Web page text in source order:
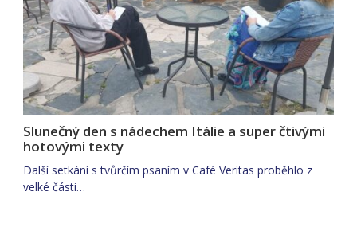
Slunečný den s nádechem Itálie a super čtivými
hotovými texty
Další setkání s tvůrčím psaním v Café Veritas proběhlo z
velké části…